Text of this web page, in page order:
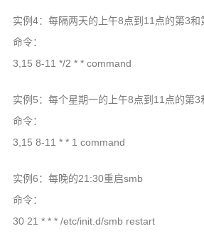
实例4：每隔两天的上午8点到11点的第3和
命令：
3,15 8-11 */2 * * command
实例5：每个星期一的上午8点到11点的第3
命令：
3,15 8-11 * * 1 command
实例6：每晚的21:30重启smb
命令：
30 21 * * * /etc/init.d/smb restart